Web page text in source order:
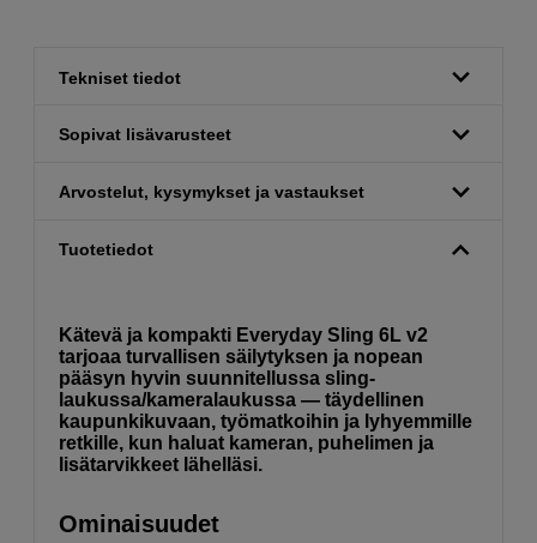
Tekniset tiedot
Sopivat lisävarusteet
Arvostelut, kysymykset ja vastaukset
Tuotetiedot
Kätevä ja kompakti Everyday Sling 6L v2
tarjoaa turvallisen säilytyksen ja nopean
pääsyn hyvin suunnitellussa sling-
laukussa/kameralaukussa — täydellinen
kaupunkikuvaan, työmatkoihin ja lyhyemmille
retkille, kun haluat kameran, puhelimen ja
lisätarvikkeet lähelläsi.
Ominaisuudet